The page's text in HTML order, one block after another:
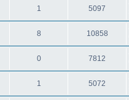
1 5097
8 10858
0 7812
1 5072